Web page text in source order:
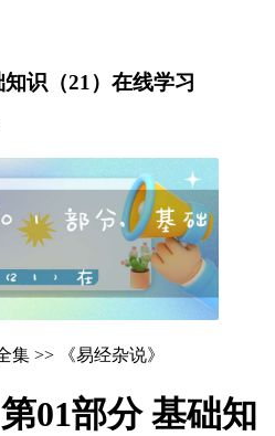
识（21）在线学习
集 >> 《易经杂说》
01部分 基础知